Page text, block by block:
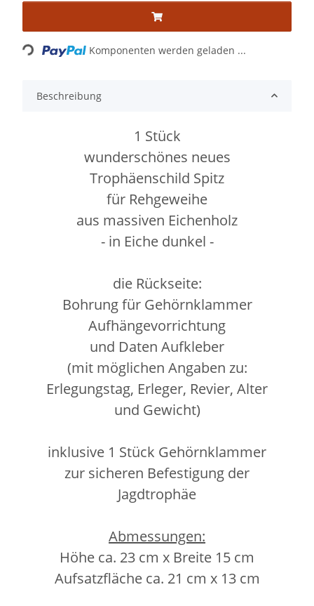
Loading... Komponenten werden geladen ...
Beschreibung
1 Stück
wunderschönes neues
Trophäenschild Spitz
für Rehgeweihe
aus massiven Eichenholz
- in Eiche dunkel -
die Rückseite:
Bohrung für Gehörnklammer
Aufhängevorrichtung
und Daten Aufkleber
(mit möglichen Angaben zu:
Erlegungstag, Erleger, Revier, Alter
und Gewicht)
inklusive 1 Stück Gehörnklammer
zur sicheren Befestigung der
Jagdtrophäe
Abmessungen:
Höhe ca. 23 cm x Breite 15 cm
Aufsatzfläche ca. 21 cm x 13 cm